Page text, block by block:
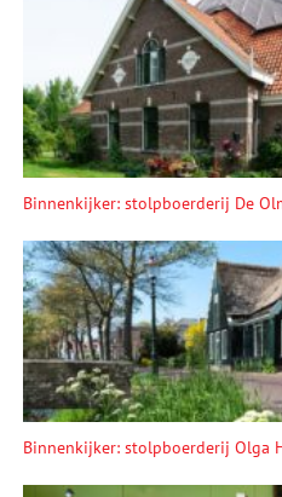
Binnenkijker: stolpboerderij De
Binnenkijker: stolpboerderij Olga